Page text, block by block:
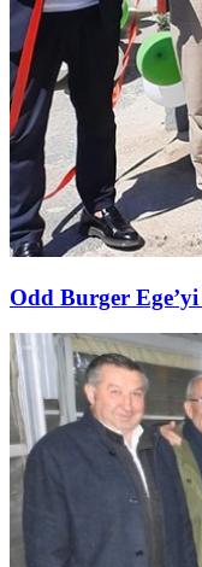
Odd Burger